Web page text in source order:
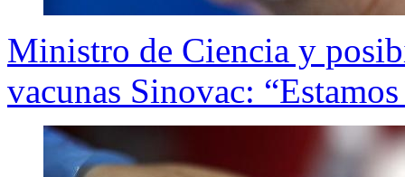
Ministro de Ciencia y
vacunas Sinovac: